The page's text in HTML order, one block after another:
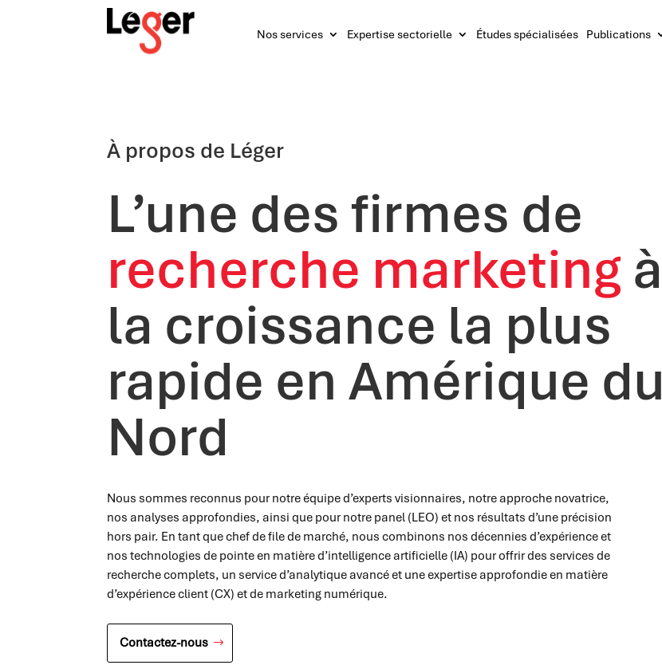
Nos services Expertise sectorielle Études spécialisées Publications
À propos de Léger
L’une des firmes de
recherche marketing à
la croissance la plus
rapide en Amérique du
Nord
Nous sommes reconnus pour notre équipe d’experts visionnaires, notre approche novatrice,
nos analyses approfondies, ainsi que pour notre panel (LEO) et nos résultats d’une précision
hors pair. En tant que chef de file de marché, nous combinons nos décennies d’expérience et
nos technologies de pointe en matière d’intelligence artificielle (IA) pour offrir des services de
recherche complets, un service d’analytique avancé et une expertise approfondie en matière
d’expérience client (CX) et de marketing numérique.
Contactez-nous